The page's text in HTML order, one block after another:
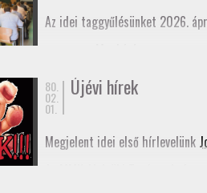
Az idei taggyűlésünket 2026.
80.
02.
01.
Újévi hírek
Megjelent idei első hírlevelünk